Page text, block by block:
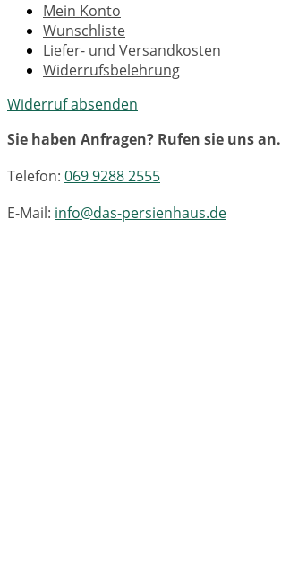
Mein Konto
Wunschliste
Liefer- und Versandkosten
Widerrufsbelehrung
Widerruf absenden
Sie haben Anfragen? Rufen sie uns an.
Telefon: 069 9288 2555
E-Mail: info@das-persienhaus.de